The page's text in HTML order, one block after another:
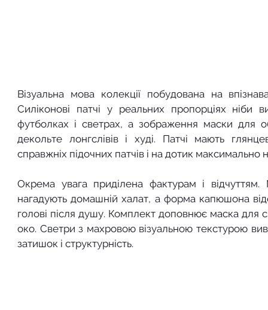
Візуальна мова колекції побудована на
Силіконові патчі у реальних пропорціях ніби
футболках і светрах, а зображення маски для
декольте лонгслівів і худі. Патчі мають
справжніх підочних патчів і на дотик
Окрема увага приділена фактурам і
нагадують домашній халат, а форма капюшона
голові після душу. Комплект доповнює маска для
око. Светри з махровою візуальною текстурою
затишок і структурність.